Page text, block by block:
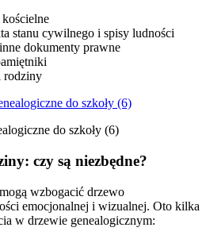
stanu cywilnego i spisy ludności
dokumenty prawne
rodziny
do szkoły (6)
czy są niezbędne?
mogą wzbogacić drzewo
emocjonalnej i wizualnej. Oto kilka
w drzewie genealogicznym: